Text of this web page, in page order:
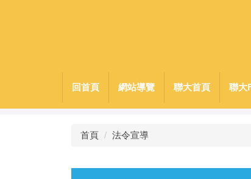
回首頁 網站導覽 聯大首頁 聯大
首頁 法令宣導